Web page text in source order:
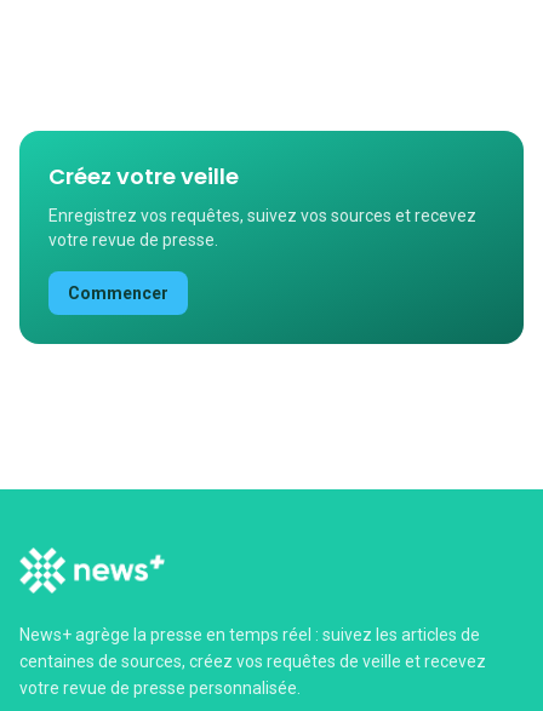
Créez votre veille
Enregistrez vos requêtes, suivez vos sources et recevez
votre revue de presse.
Commencer
News+ agrège la presse en temps réel : suivez les articles de
centaines de sources, créez vos requêtes de veille et recevez
votre revue de presse personnalisée.